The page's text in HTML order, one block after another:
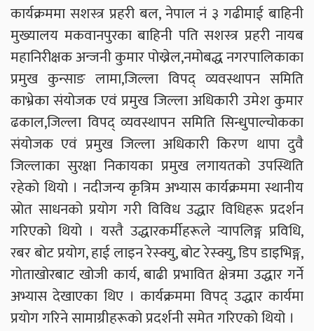
कार्यक्रममा सशस्त्र प्रहरी बल, नेपाल नं ३ गढीमाई बाहिनी
मुख्यालय मकवानपुरका बाहिनी पति सशस्त्र प्रहरी नायब
महानिरीक्षक अन्जनी कुमार पोख्रेल,नमोबद्ध नगरपालिकाका
प्रमुख कुन्साङ लामा,जिल्ला विपद् व्यवस्थापन समिति
काभ्रेका संयोजक एवं प्रमुख जिल्ला अधिकारी उमेश कुमार
ढकाल,जिल्ला विपद् व्यवस्थापन समिति सिन्धुपाल्चोकका
संयोजक एवं प्रमुख जिल्ला अधिकारी किरण थापा दुवै
जिल्लाका सुरक्षा निकायका प्रमुख लगायतको उपस्थिति
रहेको थियो । नदीजन्य कृत्रिम अभ्यास कार्यक्रममा स्थानीय
स्रोत साधनको प्रयोग गरी विविध उद्धार विधिहरू प्रदर्शन
गरिएको थियो । यस्तै उद्धारकर्मीहरूले र्‍यापलिङ्ग प्रविधि,
रबर बोट प्रयोग, हाई लाइन रेस्क्यु, बोट रेस्क्यु, डिप डाइभिङ्ग,
गोताखोरबाट खोजी कार्य, बाढी प्रभावित क्षेत्रमा उद्धार गर्ने
अभ्यास देखाएका थिए । कार्यक्रममा विपद् उद्धार कार्यमा
प्रयोग गरिने सामाग्रीहरूको प्रदर्शनी समेत गरिएको थियो ।